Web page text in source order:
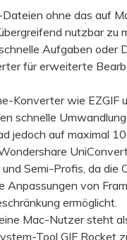
ohne das auf
nutzbar zu
Aufgaben
für erweiterte
Konverter wie EZGIF
schnelle
jedoch auf maximal
Semi-Profis, da
Anpassungen von
ermöglicht.
Mac-Nutzer steht
Tool GIF Rocket